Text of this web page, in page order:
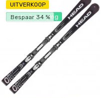
UITVERKOOP
Gratis bezorging
Bespaar 34 %